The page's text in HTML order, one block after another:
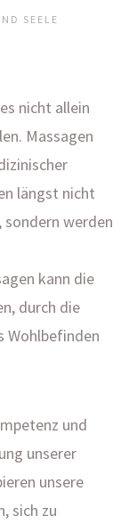
SEELE
nicht allein
Massagen
längst nicht
werden
kann die
durch die
Wohlbefinden
und
unserer
unsere
sich zu